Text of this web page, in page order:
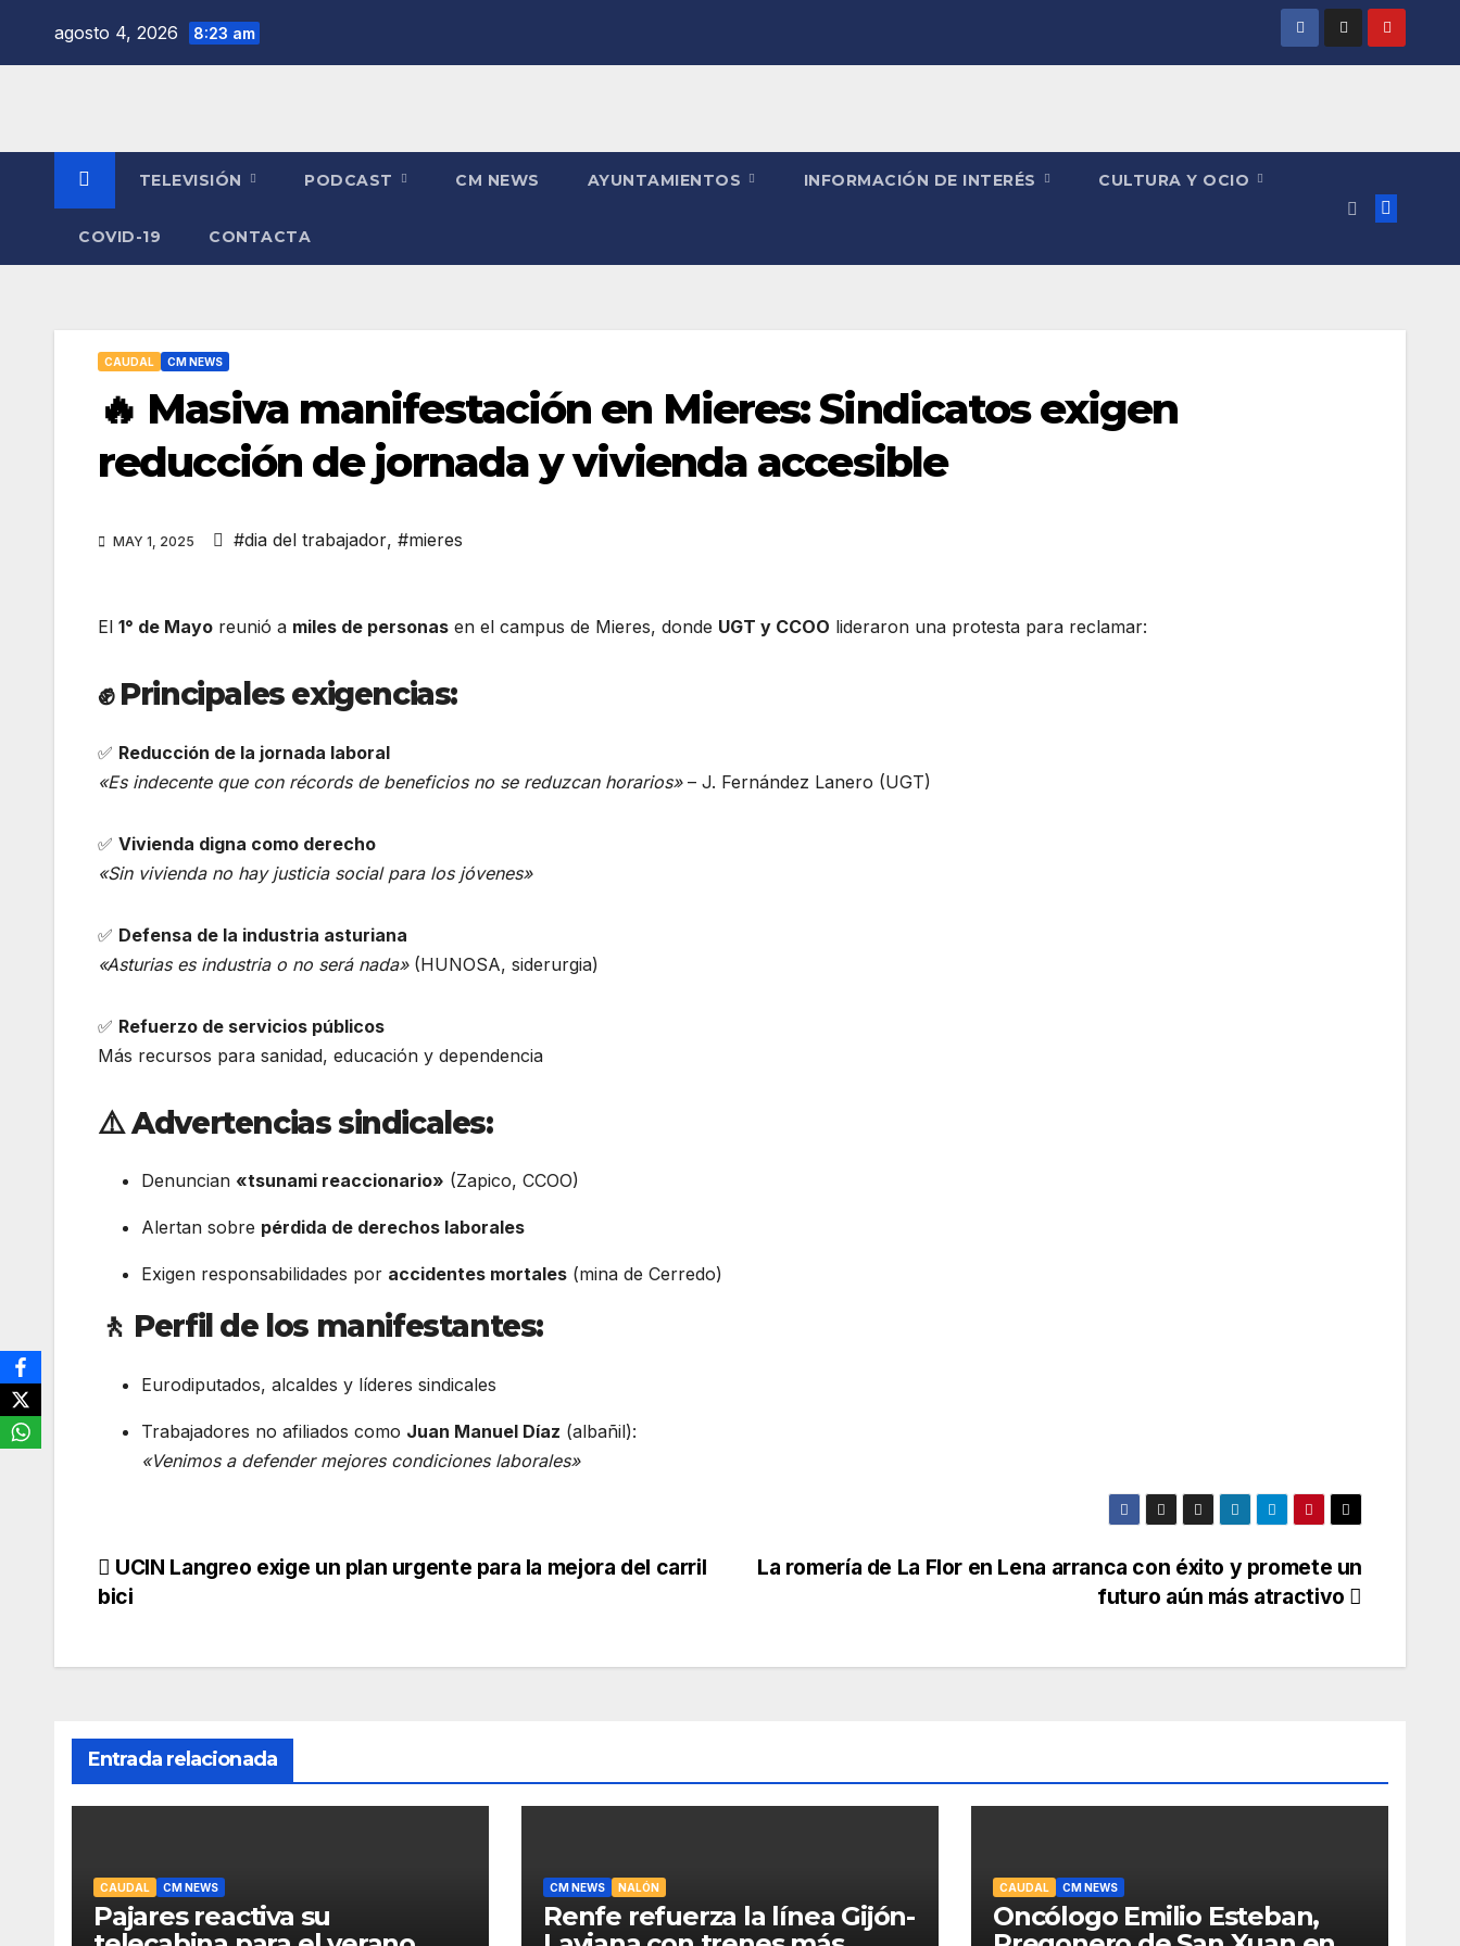
agosto 4, 2026 8:23 am
TELEVISIÓN PODCAST CM NEWS AYUNTAMIENTOS INFORMACIÓN DE INTERÉS CULTURA Y OCIO
COVID-19 CONTACTA
CAUDAL CM NEWS
🔥 Masiva manifestación en Mieres: Sindicatos exigen
reducción de jornada y vivienda accesible
MAY 1, 2025 #dia del trabajador, #mieres
El 1° de Mayo reunió a miles de personas en el campus de Mieres, donde UGT y CCOO lideraron una protesta para reclamar:
✊Principales exigencias:
✅ Reducción de la jornada laboral
«Es indecente que con récords de beneficios no se reduzcan horarios»– J. Fernández Lanero (UGT)
✅ Vivienda digna como derecho
«Sin vivienda no hay justicia social para los jóvenes»
✅ Defensa de la industria asturiana
«Asturias es industria o no será nada»(HUNOSA, siderurgia)
✅ Refuerzo de servicios públicos
Más recursos para sanidad, educación y dependencia
⚠️Advertencias sindicales:
Denuncian «tsunami reaccionario» (Zapico, CCOO)
Alertan sobre pérdida de derechos laborales
Exigen responsabilidades por accidentes mortales (mina de Cerredo)
🚶 Perfil de los manifestantes:
Eurodiputados, alcaldes y líderes sindicales
Trabajadores no afiliados como Juan Manuel Díaz (albañil):
«Venimos a defender mejores condiciones laborales»
Navegación
entradas
La romería de La Flor en Lena arranca con éxito y promete un
futuro aún más atractivo
UCIN Langreo exige un plan urgente para la mejora del carril
bici
Entrada relacionada
CAUDAL CM NEWS
Pajares reactiva su
CM NEWS NALÓN
Renfe refuerza la línea Gijón-
CAUDAL CM NEWS
Oncólogo Emilio Esteban,